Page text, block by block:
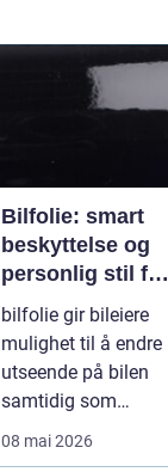
Bilfolie: smart
beskyttelse og
personlig stil for
bilen
bilfolie gir bileiere
mulighet til å endre
utseende på bilen
samtidig som
lakken får et ekstra
08 mai 2026